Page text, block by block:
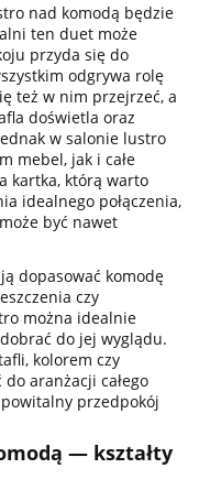
nad komodą będzie
ten duet może
przyda się do
odgrywa rolę
też w nim przejrzeć, a
doświetla oraz
w salonie lustro
mebel, jak i całe
kartka, którą warto
idealnego połączenia,
być nawet
dopasować komodę
czy
można idealnie
do jej wyglądu.
kolorem czy
aranżacji całego
przedpokój
— kształty